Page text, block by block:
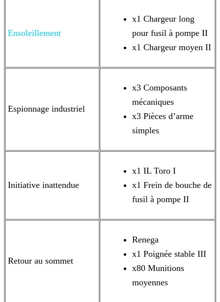
Ensoleillement
x1 Chargeur long
pour fusil à pompe II
x1 Chargeur moyen II
Espionnage industriel
x3 Composants
mécaniques
x3 Pièces d’arme
simples
Initiative inattendue
x1 IL Toro I
x1 Frein de bouche de
fusil à pompe II
Retour au sommet
Renega
x1 Poignée stable III
x80 Munitions
moyennes